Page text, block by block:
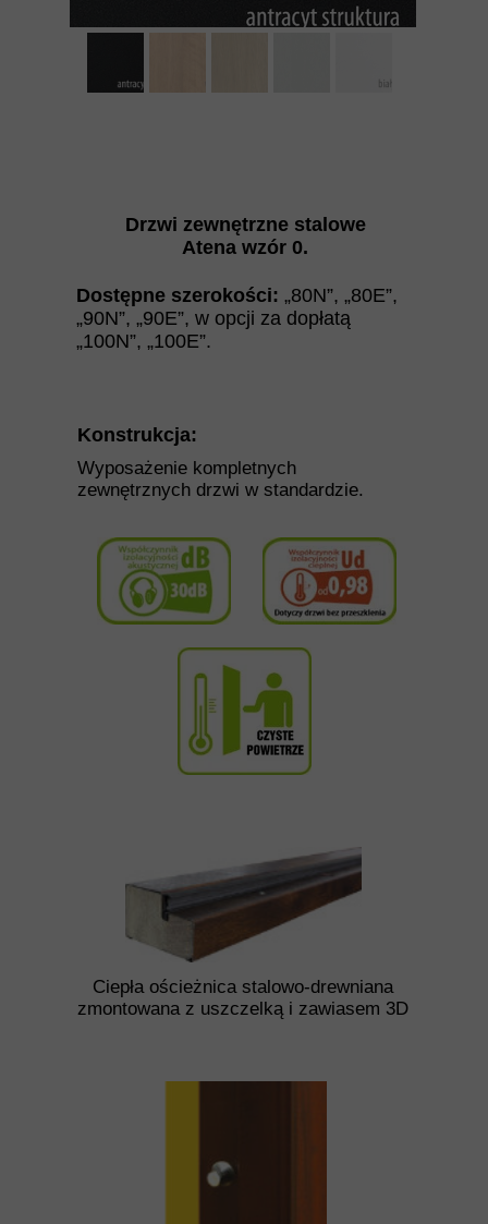
Wyposażenie kompletnych
zewnętrznych drzwi w standardzie.
Ciepła ościeżnica stalowo-drewniana
zmontowana z uszczelką i zawiasem 3D
Konstrukcja:
Drzwi zewnętrzne stalowe
Atena wzór 0.
Dostępne szerokości: „80N”, „80E”,
„90N”, „90E”, w opcji za dopłatą
„100N”, „100E”.